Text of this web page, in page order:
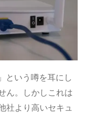
という噂を耳にし
ん。しかしこれは
社より高いセキュ